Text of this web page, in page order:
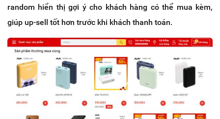
random hiển thị gợi ý cho khách hàng có thể mua kèm,
giúp up-sell tốt hơn trước khi khách thanh toán.